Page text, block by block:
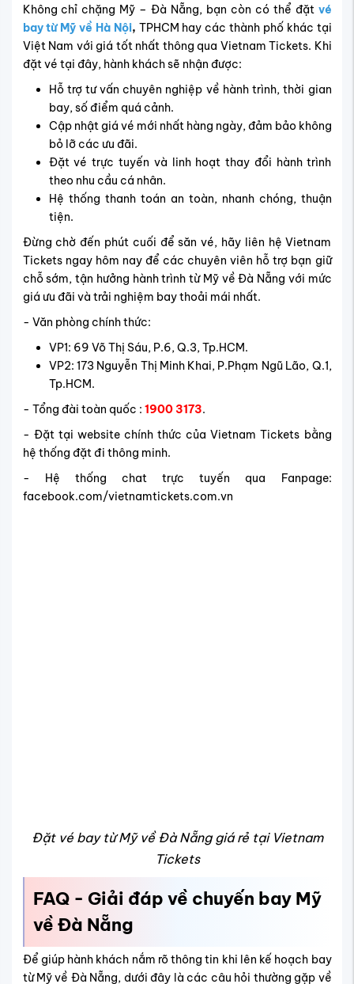
Không chỉ chặng Mỹ – Đà Nẵng, bạn còn có thể đặt vé
bay từ Mỹ về Hà Nội, TPHCM hay các thành phố khác tại
Việt Nam với giá tốt nhất thông qua Vietnam Tickets. Khi
đặt vé tại đây, hành khách sẽ nhận được:
Hỗ trợ tư vấn chuyên nghiệp về hành trình, thời gian
bay, số điểm quá cảnh.
Cập nhật giá vé mới nhất hàng ngày, đảm bảo không
bỏ lỡ các ưu đãi.
Đặt vé trực tuyến và linh hoạt thay đổi hành trình
theo nhu cầu cá nhân.
Hệ thống thanh toán an toàn, nhanh chóng, thuận
tiện.
Đừng chờ đến phút cuối để săn vé, hãy liên hệ Vietnam
Tickets ngay hôm nay để các chuyên viên hỗ trợ bạn giữ
chỗ sớm, tận hưởng hành trình từ Mỹ về Đà Nẵng với mức
giá ưu đãi và trải nghiệm bay thoải mái nhất.
- Văn phòng chính thức:
VP1: 69 Võ Thị Sáu, P.6, Q.3, Tp.HCM.
VP2: 173 Nguyễn Thị Minh Khai, P.Phạm Ngũ Lão, Q.1,
Tp.HCM.
- Tổng đài toàn quốc : 1900 3173.
- Đặt tại website chính thức của Vietnam Tickets bằng
hệ thống đặt đi thông minh.
- Hệ thống chat trực tuyến qua Fanpage:
facebook.com/vietnamtickets.com.vn
Đặt vé bay từ Mỹ về Đà Nẵng giá rẻ tại Vietnam
Tickets
FAQ - Giải đáp về chuyến bay Mỹ
về Đà Nẵng
Để giúp hành khách nắm rõ thông tin khi lên kế hoạch bay
từ Mỹ về Đà Nẵng, dưới đây là các câu hỏi thường gặp về